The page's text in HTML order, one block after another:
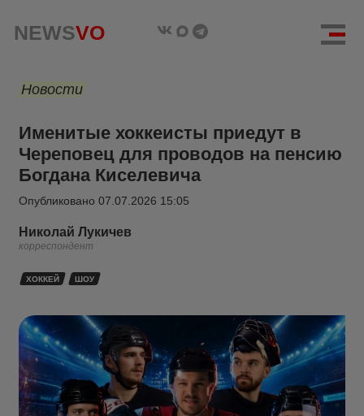
NEWSVO
Новости
Именитые хоккеисты приедут в
Череповец для проводов на пенсию
Богдана Киселевича
Опубликовано 07.07.2026 15:05
Николай Лукичев
корреспондент
ХОККЕЙ ШОУ